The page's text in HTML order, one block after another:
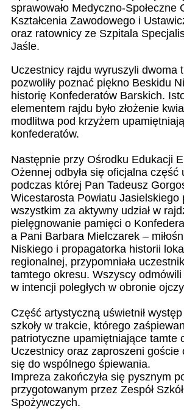
sprawowało Medyczno-Społeczne
Kształcenia Zawodowego i
oraz ratownicy ze Szpitala
Jaśle.
Uczestnicy rajdu wyruszyli dwoma
pozwoliły poznać piękno Beskidu
historię Konfederatów Barskich.
elementem rajdu było złożenie
modlitwa pod krzyżem
konfederatów.
Następnie przy Ośrodku Edukacji
Ożennej odbyła się oficjalna część
podczas której Pan Tadeusz
Wicestarosta Powiatu Jasielskiego
wszystkim za aktywny udział w
pielęgnowanie pamięci o
a Pani Barbara Mielczarek –
Niskiego i propagatorka historii
regionalnej, przypomniała
tamtego okresu. Wszyscy
w intencji poległych w obronie
Część artystyczną uświetnił
szkoły w trakcie, którego
patriotyczne upamiętniające tamte
Uczestnicy oraz zaproszeni goście
się do wspólnego śpiewania.
Impreza zakończyła się pysznym
przygotowanym przez Zespół
Spożywczych.